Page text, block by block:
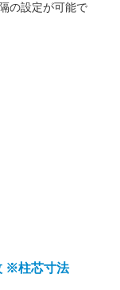
の設定が可能で
※柱芯寸法